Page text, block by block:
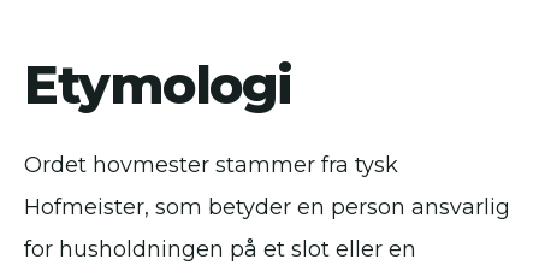
Etymologi
Ordet hovmester stammer fra tysk
Hofmeister, som betyder en person ansvarlig
for husholdningen på et slot eller en